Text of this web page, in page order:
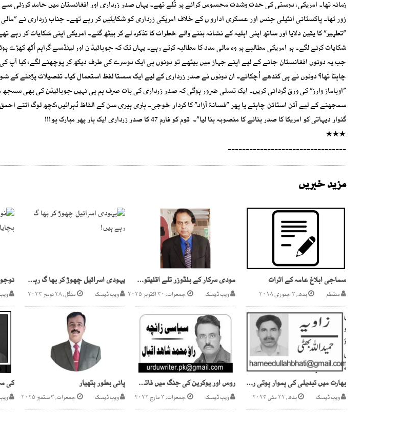
زمانہ تھا۔ امریکی، دوستی کی حدت وشدت محسوس کرانے پر تُلے تھے۔ یہاں صدر زرداری اور افغانستان میں حامد کرزئی سے
زور تھا۔ پاکستانی انٹیلی جنس اور عسکری ادارو ں کے خلاف امریکی زرداری کو شکایتیں کر رہے تھے۔ جناب زرداری نے
”تطہیر” کا یقین دلایا اور ساتھ اپنی اہلیہ کے نشانہ بننے والے خطرات کا تذکرہ لے کر بیٹھ گئے۔ امریکی اپنی شکایات کر رہے
شکایات کرنے لگے۔ ہر امریکی مطالبے پر وہ مالی مدد کا مطالبہ کرتے رہے۔ یہاں تک کہ جوبائیڈ ن اور لینڈسے گراہم اُٹھ کھڑے
جب یہ دونوں افغانستان جانے کے لیے اپنے جہاز میں بیٹھے تو دونوں ہی ایک دوسرے کی طرف دیکھ کر پوچھنے لگے: کیا آپ
چاہتا تھا؟ دونوں نے ہی کندھے اُچکائے۔ ان دونوں نے صدر زرداری کے لیے ایک سستا لفظ استعمال کیا۔ تفصیلات پڑھنے کے
”اوباماز وارز” کی ورق گردانی کریں۔ ایک تسلی ضرور ہوگی کہ صدر زرداری کی بات صرف ہم ہی نہیں جوبائیڈن کی بھی
سمجھنے کے لیے آئن اسٹائن چاہئے یا پھر ”فسانۂ آزاد” کا کردار خوجی۔ ہنری ہیری سن کے الفاظ دُہرائیں:کچھ لوگ اتنے
گنوار دیہاتی کو امریکا کا صدر بنانے کا منصوبہ بنا لیا”۔ قوم کو فارم 47 کا صدر زرداری ایک بار پھر مبارک ہو!!!
٭٭٭
۔۔۔۔۔۔۔۔۔۔۔۔۔۔۔۔۔۔۔۔۔۔۔۔۔۔۔۔۔۔۔۔۔
مزید خبریں
سماجی ابلاغ عامہ کے اثرات
منتظم بدھ, ۳ جنوری ۲۰۱۸
مودی سرکار کے بلڈوزر تلے اقلیتوں کے حقوق
ویب ڈیسک جمعرات, ۳۰ اکتوبر ۲۰۲۵
یہودی اسرائیل چھوڑ کر بھا گ رہے ہیں!
ویب ڈیسک منگل, ۲۸ نومبر ۲۰۲۳
بھارت میں تبدیلی کی ہموار ہوتی راہ!
ویب ڈیسک بدھ, ۲۲ مئی ۲۰۲۴
روس اور یوکرین کی جنگ میں فاتح کون ہوگا؟
ویب ڈیسک جمعرات, ۳ مارچ ۲۰۲۲
پانی بطور ہتھیار
ویب ڈیسک جمعرات, ۴ ستمبر ۲۰۲۵